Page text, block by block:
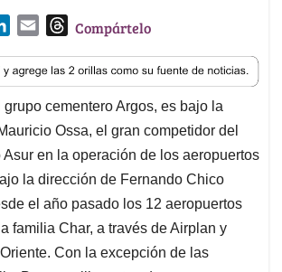
n
k
e
d
I
n
a
i
l
T
r
e
a
d
s
Compártelo
cementero Argos, es bajo la
Ossa, el gran competidor del
en la operación de los aeropuertos
la dirección de Fernando Chico
el año pasado los 12 aeropuertos
familia Char, a través de Airplan y
Con la excepción de las